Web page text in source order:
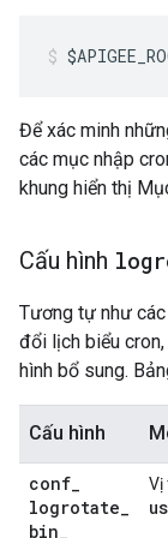
Để xác minh
các mục nhập
khung hiển thị
Cấu hình
Tương tự như
đổi lịch biểu
hình bổ sung.
Cấu hình
conf_
logrotate_
bin_
Vị